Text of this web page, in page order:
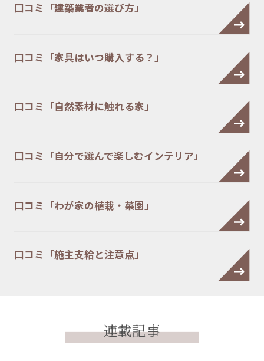
口コミ「建築業者の選び方」
口コミ「家具はいつ購入する？」
口コミ「自然素材に触れる家」
口コミ「自分で選んで楽しむインテリア」
口コミ「わが家の植栽・菜園」
口コミ「施主支給と注意点」
連載記事